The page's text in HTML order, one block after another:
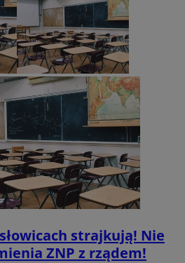
strajkują! Nie
ZNP z rządem!